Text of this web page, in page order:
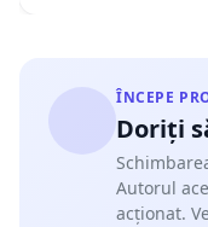
ÎNCEPE
Doriți
Autorul
acționat.